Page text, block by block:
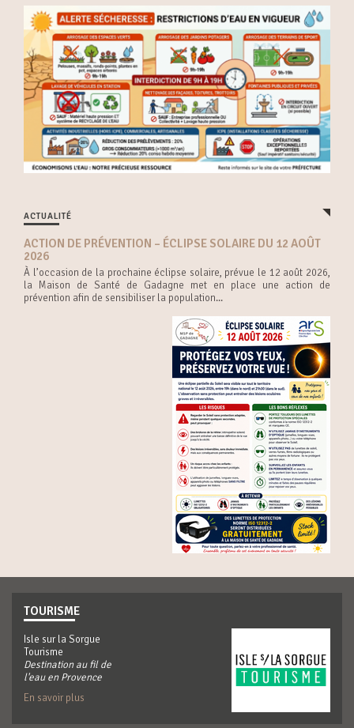
ACTUALITÉ
ACTION DE PRÉVENTION – ÉCLIPSE SOLAIRE DU 12 AOÛT
2026
À l’occasion de la prochaine éclipse solaire, prévue le 12 août 2026,
la Maison de Santé de Gadagne met en place une action de
prévention afin de sensibiliser la population...
TOURISME
Isle sur la Sorgue
Tourisme
Destination au fil de
l'eau en Provence
En savoir plus